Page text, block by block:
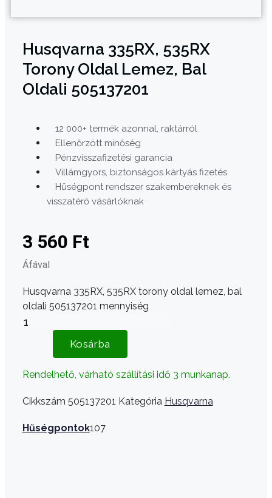
Husqvarna 335RX, 535RX
Torony Oldal Lemez, Bal
Oldali 505137201
12 000+ termék azonnal, raktárról
Ellenőrzött minőség
Pénzvisszafizetési garancia
Villámgyors, biztonságos kártyás fizetés
Hűségpont rendszer szakembereknek és
visszatérő vásárlóknak
3 560 Ft
Áfával
Husqvarna 335RX, 535RX torony oldal lemez, bal
oldali 505137201 mennyiség
Kosárba
Rendelhető, várható szállítási idő 3 munkanap.
Cikkszám 505137201 Kategória Husqvarna
Hűségpontok107